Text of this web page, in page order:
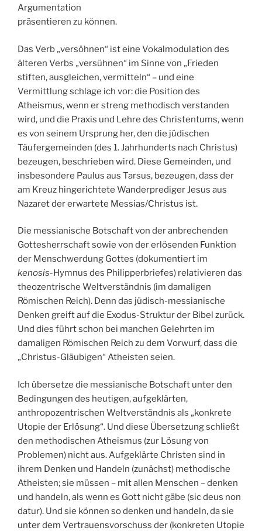
Argumentation
präsentieren zu können.
Das Verb „versöhnen“ ist eine Vokalmodulation des
älteren Verbs „versühnen“ im Sinne von „Frieden
stiften, ausgleichen, vermitteln“ – und eine
Vermittlung schlage ich vor: die Position des
Atheismus, wenn er streng methodisch verstanden
wird, und die Praxis und Lehre des Christentums, wenn
es von seinem Ursprung her, den die jüdischen
Täufergemeinden (des 1. Jahrhunderts nach Christus)
bezeugen, beschrieben wird. Diese Gemeinden, und
insbesondere Paulus aus Tarsus, bezeugen, dass der
am Kreuz hingerichtete Wanderprediger Jesus aus
Nazaret der erwartete Messias/Christus ist.
Die messianische Botschaft von der anbrechenden
Gottesherrschaft sowie von der erlösenden Funktion
der Menschwerdung Gottes (dokumentiert im
kenosis-Hymnus des Philipperbriefes) relativieren das
theozentrische Weltverständnis (im damaligen
Römischen Reich). Denn das jüdisch-messianische
Denken greift auf die Exodus-Struktur der Bibel zurück.
Und dies führt schon bei manchen Gelehrten im
damaligen Römischen Reich zu dem Vorwurf, dass die
„Christus-Gläubigen“ Atheisten seien.
Ich übersetze die messianische Botschaft unter den
Bedingungen des heutigen, aufgeklärten,
anthropozentrischen Weltverständnis als „konkrete
Utopie der Erlösung“. Und diese Übersetzung schließt
den methodischen Atheismus (zur Lösung von
Problemen) nicht aus. Aufgeklärte Christen sind in
ihrem Denken und Handeln (zunächst) methodische
Atheisten; sie müssen – mit allen Menschen – denken
und handeln, als wenn es Gott nicht gäbe (sic deus non
datur). Und sie können so denken und handeln, da sie
unter dem Vertrauensvorschuss der (konkreten Utopie